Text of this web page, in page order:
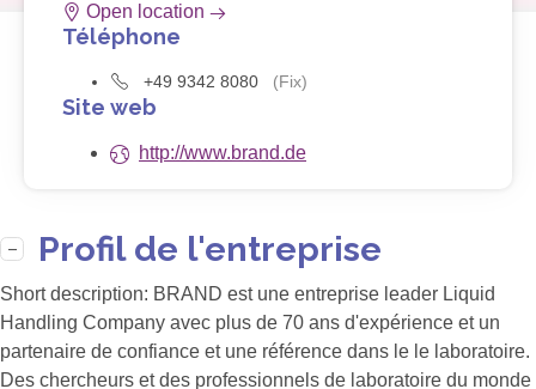
Open location
Téléphone
+49 9342 8080 (Fix)
Site web
http://www.brand.de
Profil de l'entreprise
Short description: BRAND est une entreprise leader Liquid
Handling Company avec plus de 70 ans d'expérience et un
partenaire de confiance et une référence dans le le laboratoire.
Des chercheurs et des professionnels de laboratoire du monde